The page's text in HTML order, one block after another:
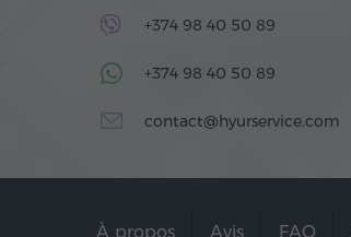
+374 98 40 50 89
+374 98 40 50 89
contact@hyurservice.com
À propos Avis FAQ